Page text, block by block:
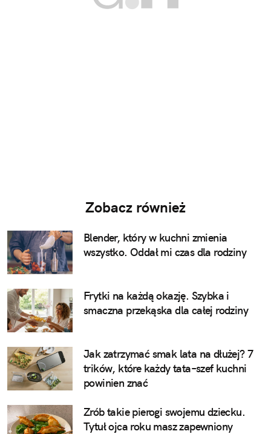
Zobacz również
Blender, który w kuchni zmienia
wszystko. Oddał mi czas dla rodziny
Frytki na każdą okazję. Szybka i
smaczna przekąska dla całej rodziny
Jak zatrzymać smak lata na dłużej? 7
trików, które każdy tata–szef kuchni
powinien znać
Zrób takie pierogi swojemu dziecku.
Tytuł ojca roku masz zapewniony